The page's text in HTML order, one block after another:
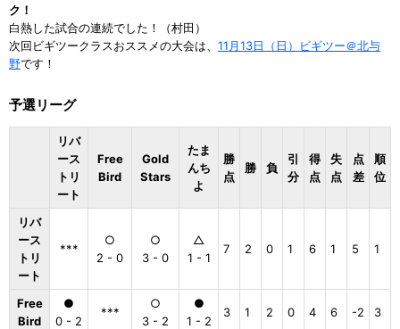
ク！
白熱した試合の連続でした！（村田）
次回ビギツークラスおススメの大会は、 11月13日（日）ビギツー＠北与
野です！
予選リーグ
リバ
ース
トリ
ート
Free
Bird
Gold
Stars
たま
んち
よ
勝
点
勝 負
引
分
得
点
失
点
点
差
順
位
リバ
ース
トリ
ート
***
○
2 - 0
○
3 - 0
△
1 - 1
7 2 0 1 6 1 5 1
Free
Bird
●
0 - 2
***
○
3 - 2
●
1 - 2
3 1 2 0 4 6 -2 3